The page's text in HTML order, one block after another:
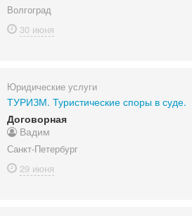
Волгоград
30 июня
Юридические услуги
ТУРИЗМ. Туристические споры в суде.
Договорная
Вадим
Санкт-Петербург
29 июня